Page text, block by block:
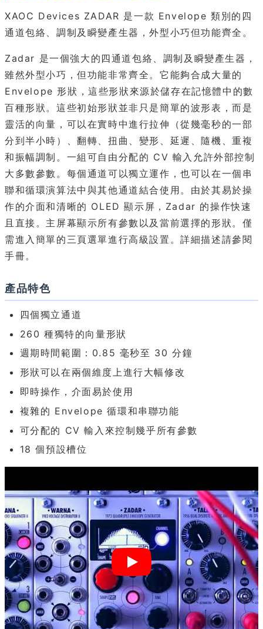
XAOC Devices ZADAR 是一款 Envelope 類別的四
通道包絡、調制及瞬變產生器，外型小巧但功能齊全。
Zadar 是一個強大的四通道包絡、調制及瞬變產生器，
雖然外型小巧，但功能非常齊全。它能夠合成大量的
Envelope 形狀，這些形狀來源於儲存在記憶體中的數
百種形狀。這些初始形狀並非只是簡單的波形表，而是
靈活的向量，可以在實時中進行拉伸（從幾毫秒的一部
分到半小時）、翻轉、扭曲、變形、延遲、隨機、重複
和振幅調制。一組可自由分配的 CV 輸入允許外部控制
大多數參數。每個通道可以獨立運作，也可以在一個串
聯和循環演算法中與其他通道結合使用。由於其易於操
作的介面和清晰的 OLED 顯示屏，Zadar 的操作快速
且直接。主屏幕顯示所有參數以及當前選擇的形狀。僅
需進入簡單的三頁選單進行高級設置。詳細描述請參閱
手冊。
產品特色
四個獨立通道
260 種獨特的向量形狀
週期時間範圍：0.85 毫秒至 30 分鐘
形狀可以在兩個維度上進行大幅修改
即時操作，介面易於使用
複雜的 Envelope 循環和串聯功能
可分配的 CV 輸入來控制幾乎所有參數
18 個預設槽位